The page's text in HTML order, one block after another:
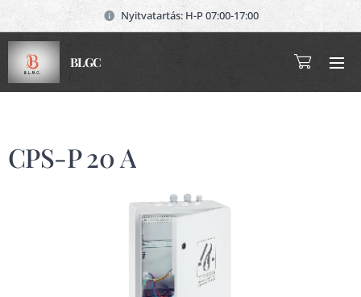
Nyitvatartás: H-P 07:00-17:00
BLGC
CPS-P 20 A